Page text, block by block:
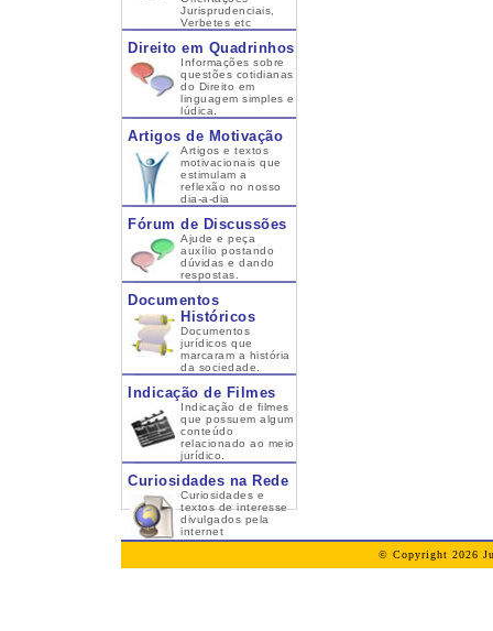
Jurisprudenciais,
Verbetes etc
Direito em Quadrinhos
Informações sobre
questões cotidianas
do Direito em
linguagem simples e
lúdica.
Artigos de Motivação
Artigos e textos
motivacionais que
estimulam a
reflexão no nosso
dia-a-dia
Fórum de Discussões
Ajude e peça
auxílio postando
dúvidas e dando
respostas.
Documentos
Históricos
Documentos
jurídicos que
marcaram a história
da sociedade.
Indicação de Filmes
Indicação de filmes
que possuem algum
conteúdo
relacionado ao meio
jurídico.
Curiosidades na Rede
Curiosidades e
textos de interesse
divulgados pela
internet
© Copyright 2026